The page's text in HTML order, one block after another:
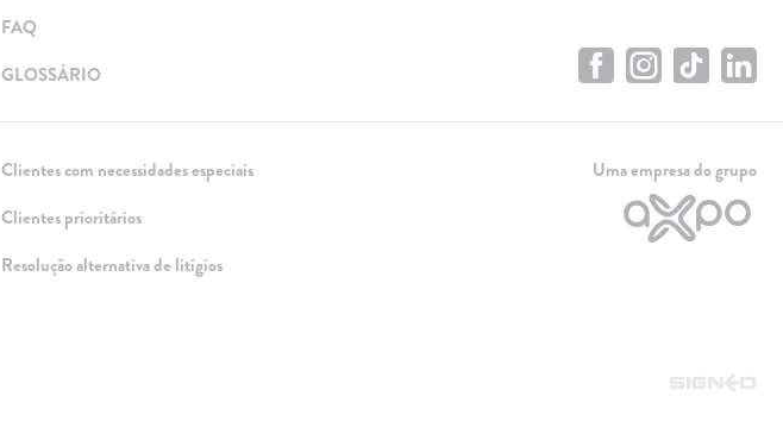
(chamada para a rede fixa nacional)
FAQ
GLOSSÁRIO
Clientes com necessidades especiais
Clientes prioritários
Resolução alternativa de litígios
Uma empresa do grupo